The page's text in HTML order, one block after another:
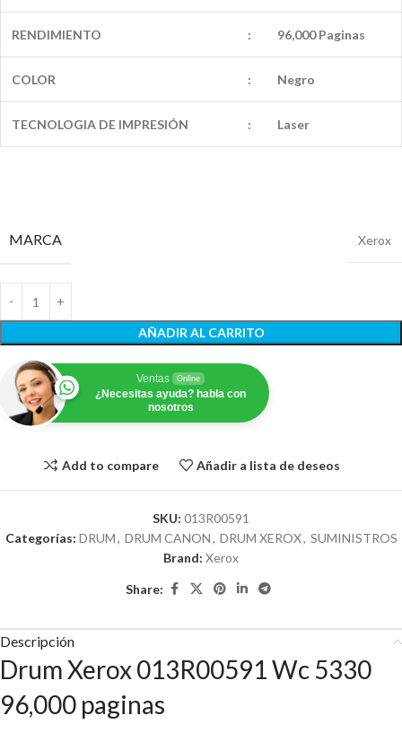
RENDIMIENTO : 96,000 Paginas
COLOR : Negro
TECNOLOGIA DE IMPRESIÓN : Laser
MARCA Xerox
AÑADIR AL CARRITO
Ventas Online
¿Necesitas ayuda? habla con
nosotros
Add to compare Añadir a lista de deseos
SKU: 013R00591
Categorías: DRUM, DRUM CANON, DRUM XEROX, SUMINISTROS
Brand: Xerox
Share:
Descripción
Drum Xerox 013R00591 Wc 5330
96,000 paginas